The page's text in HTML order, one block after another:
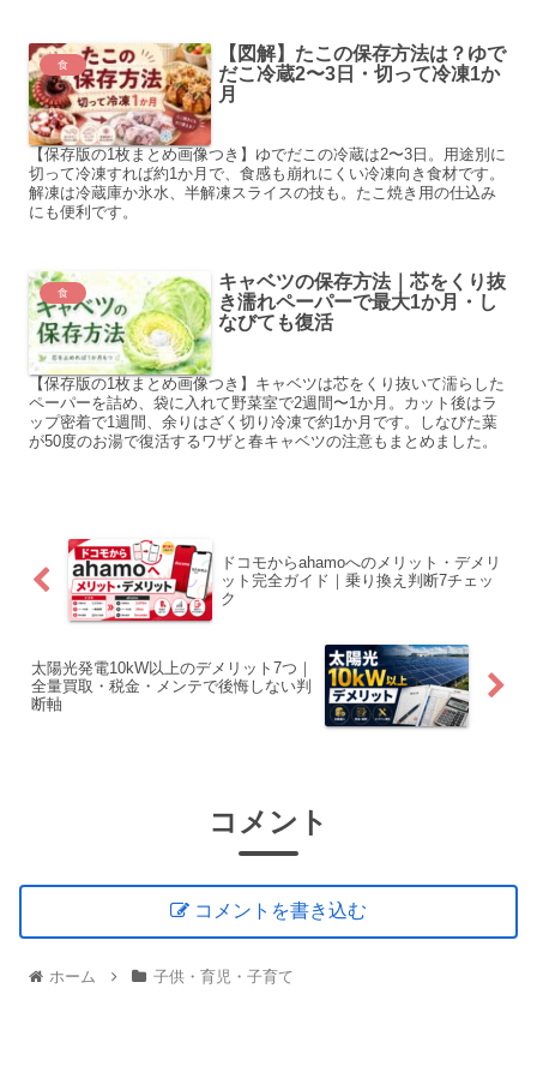
食
【図解】たこの保存方法は？ゆで
だこ冷蔵2〜3日・切って冷凍1か
月
【保存版の1枚まとめ画像つき】ゆでだこの冷蔵は2〜3日。用途別に
切って冷凍すれば約1か月で、食感も崩れにくい冷凍向き食材です。
解凍は冷蔵庫か氷水、半解凍スライスの技も。たこ焼き用の仕込み
にも便利です。
食
キャベツの保存方法｜芯をくり抜
き濡れペーパーで最大1か月・し
なびても復活
【保存版の1枚まとめ画像つき】キャベツは芯をくり抜いて濡らした
ペーパーを詰め、袋に入れて野菜室で2週間〜1か月。カット後はラ
ップ密着で1週間、余りはざく切り冷凍で約1か月です。しなびた葉
が50度のお湯で復活するワザと春キャベツの注意もまとめました。
ドコモからahamoへのメリット・デメリ
ット完全ガイド｜乗り換え判断7チェッ
ク
太陽光発電10kW以上のデメリット7つ｜
全量買取・税金・メンテで後悔しない判
断軸
コメント
コメントを書き込む
ホーム 子供・育児・子育て